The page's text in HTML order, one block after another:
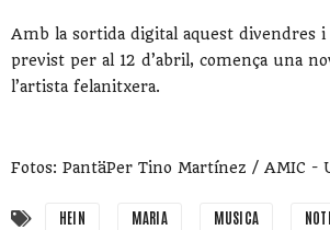
Amb la sortida digital aquest divendres
previst per al 12 d’abril, comença una
l’artista felanitxera.
Fotos: PantäPer Tino Martínez / AMIC -
HEIN MARIA MUSICA